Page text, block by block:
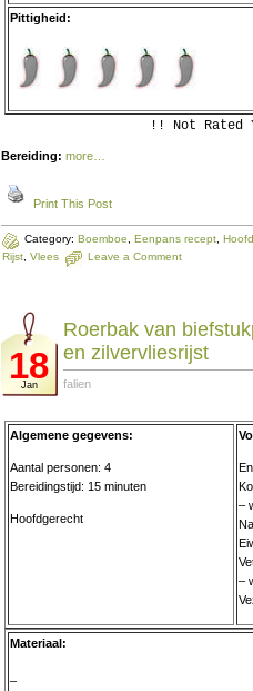
Pittigheid:
!! Not Rated
Bereiding: more…
Print This Post
Category: Boemboe Eenpans recept
Rijst Vlees Leave a Comment
18
Jan
Roerbak van
en zilvervliesrijst
falien
Algemene gegevens:
Aantal personen: 4
Bereidingstijd: 15 minuten
Hoofdgerecht
–
–
Materiaal:
–